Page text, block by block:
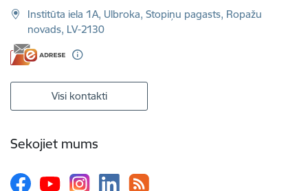
Institūta iela 1A, Ulbroka, Stopiņu pagasts, Ropažu
novads, LV-2130
Visi kontakti
Sekojiet mums